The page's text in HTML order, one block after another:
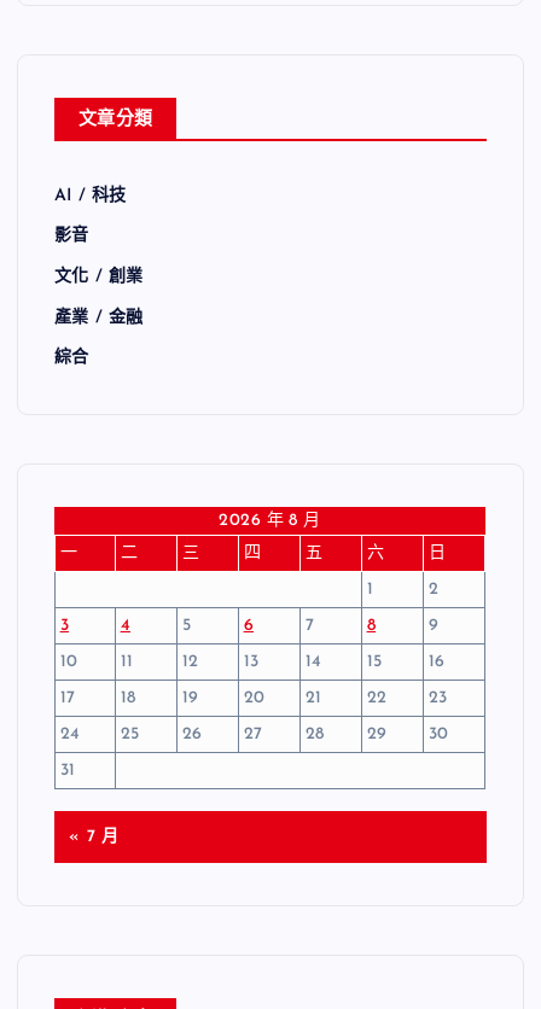
文章分類
AI / 科技
影音
文化 / 創業
產業 / 金融
綜合
2026 年 8 月
一
二 三 四 五 六
日
1
2
3
4 5 6 7 8
9
10
11 12 13 14 15
16
17
18 19 20 21 22
23
24
25 26 27 28 29
30
31
« 7 月